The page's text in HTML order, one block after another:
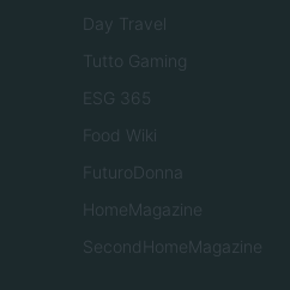
Day Travel
Tutto Gaming
ESG 365
Food Wiki
FuturoDonna
HomeMagazine
SecondHomeMagazine